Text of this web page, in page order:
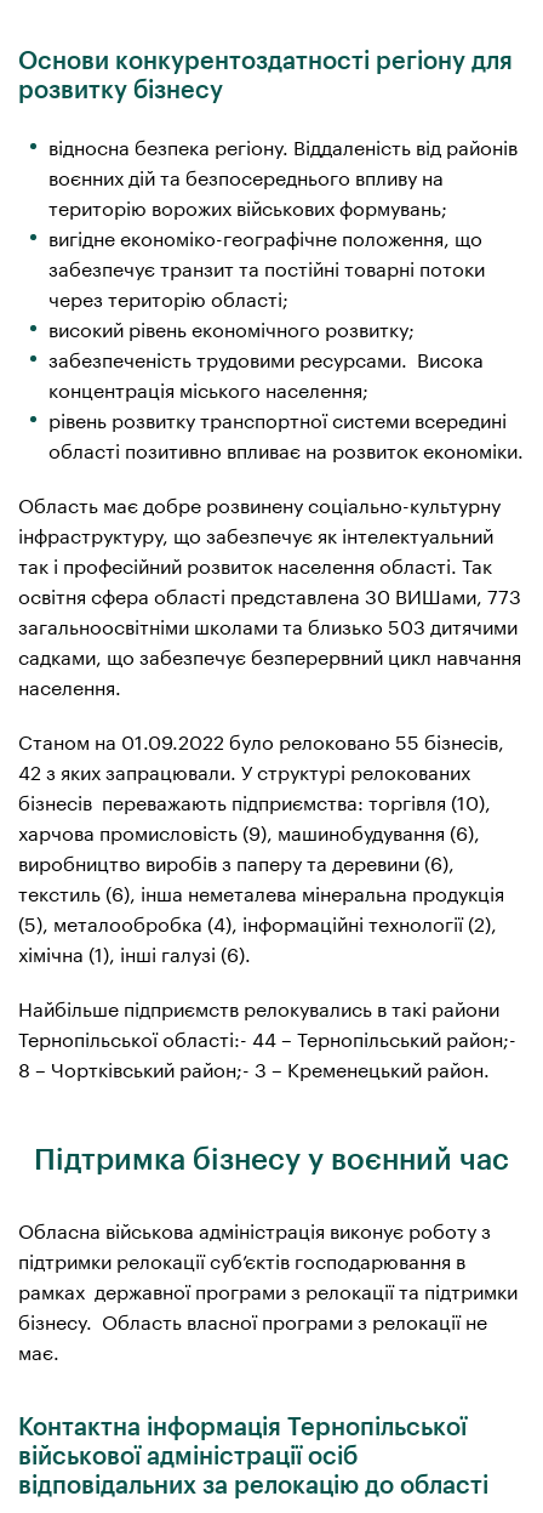
Основи конкурентоздатності регіону для
розвитку бізнесу
відносна безпека регіону. Віддаленість від районів
воєнних дій та безпосереднього впливу на
територію ворожих військових формувань;
вигідне економіко-географічне положення, що
забезпечує транзит та постійні товарні потоки
через територію області;
високий рівень економічного розвитку;
забезпеченість трудовими ресурсами. Висока
концентрація міського населення;
рівень розвитку транспортної системи всередині
області позитивно впливає на розвиток економіки.
Область має добре розвинену соціально-культурну
інфраструктуру, що забезпечує як інтелектуальний
так і професійний розвиток населення області. Так
освітня сфера області представлена 30 ВИШами, 773
загальноосвітніми школами та близько 503 дитячими
садками, що забезпечує безперервний цикл навчання
населення.
Станом на 01.09.2022 було релоковано 55 бізнесів,
42 з яких запрацювали. У структурі релокованих
бізнесів переважають підприємства: торгівля (10),
харчова промисловість (9), машинобудування (6),
виробництво виробів з паперу та деревини (6),
текстиль (6), інша неметалева мінеральна продукція
(5), металообробка (4), інформаційні технології (2),
хімічна (1), інші галузі (6).
Найбільше підприємств релокувались в такі райони
Тернопільської області:- 44 – Тернопільський район;-
8 – Чортківський район;- 3 – Кременецький район.
Підтримка бізнесу у воєнний час
Обласна військова адміністрація виконує роботу з
підтримки релокації суб’єктів господарювання в
рамках державної програми з релокації та підтримки
бізнесу. Область власної програми з релокації не
має.
Контактна інформація Тернопільської
військової адміністрації осіб
відповідальних за релокацію до області